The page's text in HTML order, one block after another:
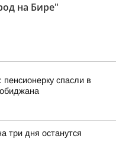
на Бире"
пенсионерку спасли в
три дня останутся